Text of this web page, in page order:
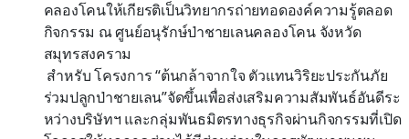
คลองโคนให้เกียรติเป็นวิทยากรถ่ายทอดองค์ความรู้ตลอด
กิจกรรม ณ ศูนย์อนุรักษ์ป่าชายเลนคลองโคน จังหวัด
สมุทรสงคราม
สำหรับ โครงการ “ต้นกล้าจากใจ ตัวแทนวิริยะประกันภัย
ร่วมปลูกป่าชายเลน”จัดขึ้นเพื่อส่งเสริมความสัมพันธ์อันดีระ
หว่างบริษัทฯ และกลุ่มพันธมิตรทางธุรกิจผ่านกิจกรรมที่เปิด